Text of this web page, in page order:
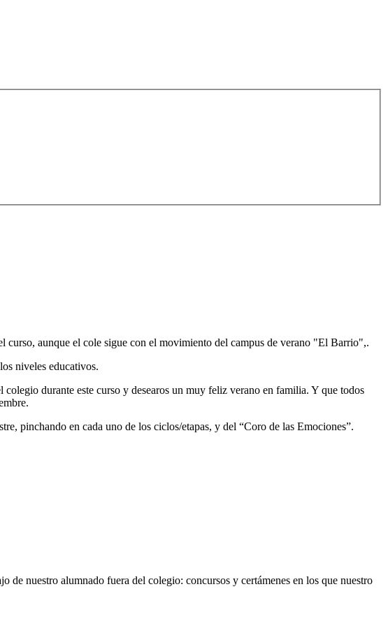
aunque el cole sigue con el movimiento del campus de verano "El Barrio",.
niveles educativos.
durante este curso y desearos un muy feliz verano en familia. Y que todos
pinchando en cada uno de los ciclos/etapas, y del “Coro de las Emociones”.
de nuestro alumnado fuera del colegio: concursos y certámenes en los que nuestro